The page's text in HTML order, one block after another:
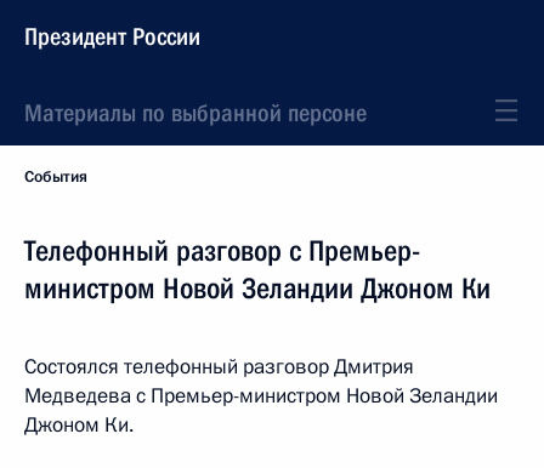
Президент России
Материалы по выбранной персоне
События
Телефонный разговор с Премьер-
министром Новой Зеландии Джоном Ки
Состоялся телефонный разговор Дмитрия
Медведева с Премьер-министром Новой Зеландии
Джоном Ки.